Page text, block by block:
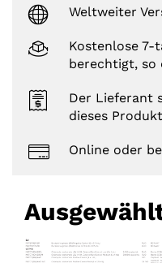
Weltweiter
Kostenlose 7-
berechtigt, so
Der Lieferant
dieses
Online oder